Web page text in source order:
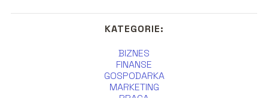
KATEGORIE:
BIZNES
FINANSE
GOSPODARKA
MARKETING